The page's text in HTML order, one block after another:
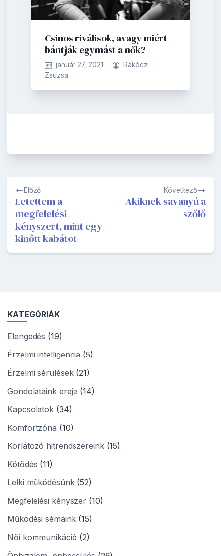
Csinos riválisok, avagy miért
bántják egymást a nők?
január 27, 2021
Rákóczi
Zsuzsa
Bejegyzés
navigáció
Előző
Letettem a
megfelelési
kényszert, mint egy
kinőtt kabátot
Következő
Akiknek savanyú a
szőlő
KATEGÓRIÁK
Elengedés (19)
Érzelmi intelligencia (5)
Érzelmi sérülések (21)
Gondolataink ereje (14)
Kapcsolatok (34)
Komfortzóna (10)
Korlátozó hitrendszereink (15)
Kötődés (11)
Lelki működésünk (52)
Megfelelési kényszer (10)
Működési sémáink (15)
Női kommunikáció (2)